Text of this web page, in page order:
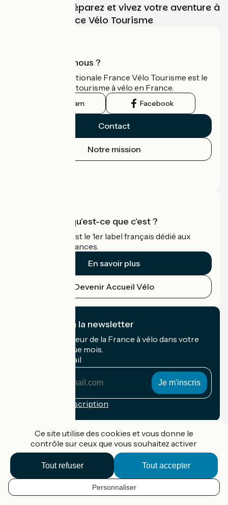
FR
Choisissez, préparez et vivez votre aventure à
vélo avec France Vélo Tourisme
Qui sommes-nous ?
L'association nationale France Vélo Tourisme est le
guide officiel du tourisme à vélo en France.
Instagram Facebook
Contact
Notre mission
Accueil Vélo qu'est-ce que c'est ?
Accueil Vélo c'est le 1er label français dédié aux
cyclistes en vacances.
En savoir plus
Devenir Accueil Vélo
Je m'abonne à la newsletter
Recevez le meilleur de la France à vélo dans votre
boîte mail chaque mois.
Mon adresse mail
Conditions d'inscription
Accueil Vélo Pro
Contact
Mentions légales
Ce site utilise des cookies et vous donne le
contrôle sur ceux que vous souhaitez activer
Tout accepter
Tout refuser
Personnaliser